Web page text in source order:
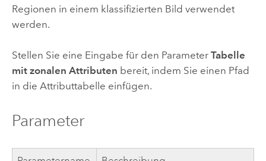
Regionen in einem klassifizierten Bild verwendet
werden.
Stellen Sie eine Eingabe für den Parameter Tabelle
mit zonalen Attributen bereit, indem Sie einen Pfad
in die Attributtabelle einfügen.
Parameter